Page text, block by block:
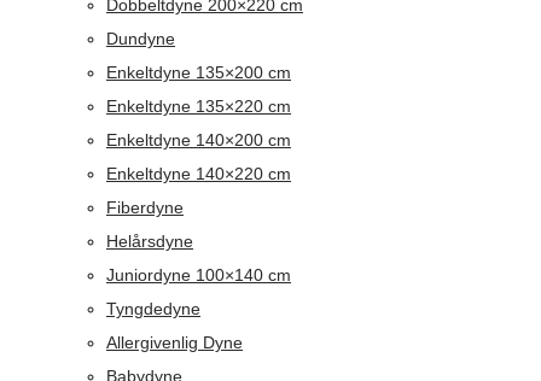
Dobbeltdyne 200×220 cm
Dundyne
Enkeltdyne 135×200 cm
Enkeltdyne 135×220 cm
Enkeltdyne 140×200 cm
Enkeltdyne 140×220 cm
Fiberdyne
Helårsdyne
Juniordyne 100×140 cm
Tyngdedyne
Allergivenlig Dyne
Babydyne